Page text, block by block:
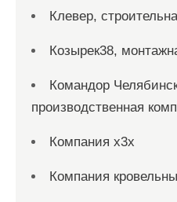
Клевер,
Козырек38,
Командор
производственная
Компания x3x
Компания